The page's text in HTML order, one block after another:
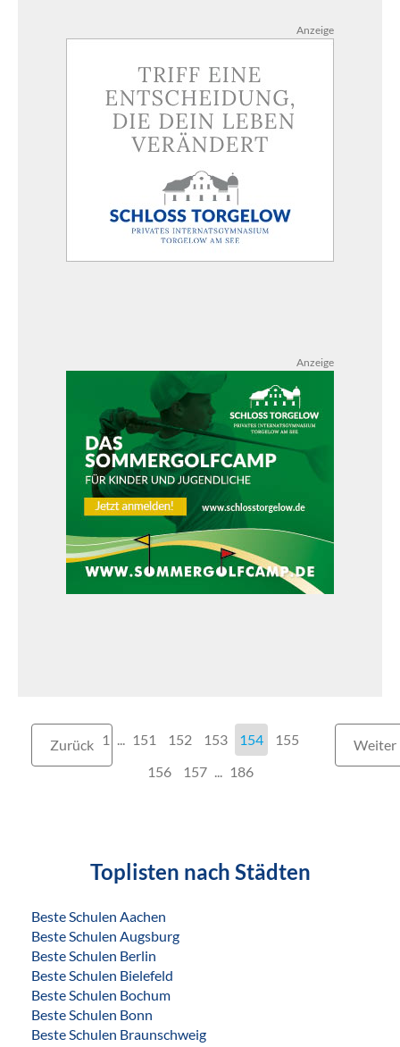
Anzeige
Anzeige
Zurück 1 151 152 153 154
155
156
157 186
Weiter
Toplisten nach Städten
Beste Schulen Aachen
Beste Schulen Augsburg
Beste Schulen Berlin
Beste Schulen Bielefeld
Beste Schulen Bochum
Beste Schulen Bonn
Beste Schulen Braunschweig